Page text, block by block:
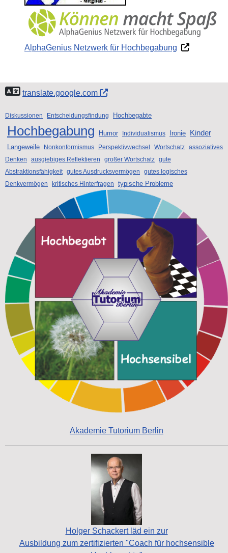
AlphaGenius Netzwerk für Hochbegabung
translate.google.com
Diskussionen Entscheidungsfindung Hochbegabte
Hochbegabung Humor Individualismus Ironie Kinder
Langeweile Nonkonformismus Perspektivwechsel Wortschatz assoziatives
Denken
ausgiebiges Reflektieren großer Wortschatz gute
Abstraktionsfähigkeit gutes Ausdrucksvermögen
gutes logisches
Denkvermögen
kritisches Hinterfragen typische Probleme
Akademie Tutorium Berlin
Holger Schackert läd ein zur
Ausbildung zum zertifizierten "Coach für hochsensible